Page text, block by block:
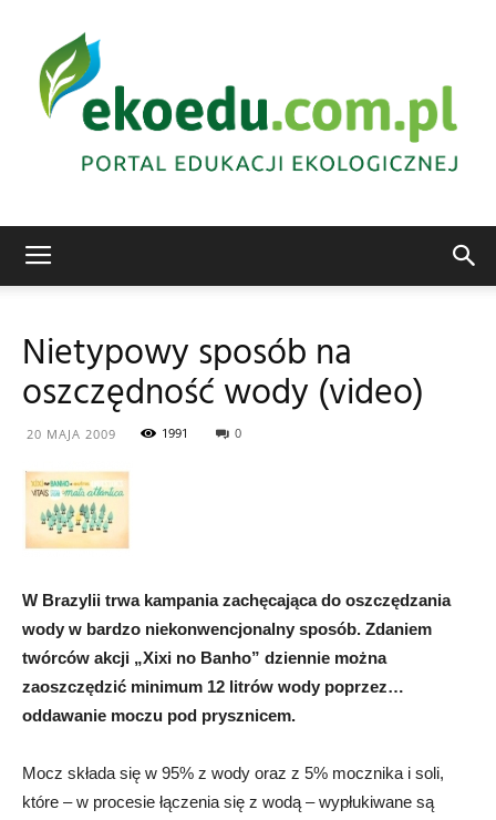
ekologiczna
Nietypowy sposób na
oszczędność wody (video)
20 MAJA 2009 1991 0
W Brazylii trwa kampania zachęcająca do oszczędzania
wody w bardzo niekonwencjonalny sposób. Zdaniem
twórców akcji „Xixi no Banho” dziennie można
zaoszczędzić minimum 12 litrów wody poprzez…
oddawanie moczu pod prysznicem.
Mocz składa się w 95% z wody oraz z 5% mocznika i soli,
które – w procesie łączenia się z wodą – wypłukiwane są